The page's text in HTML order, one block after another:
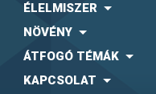
ÉLELMISZER
NÖVÉNY
ÁTFOGÓ TÉMÁK
KAPCSOLAT